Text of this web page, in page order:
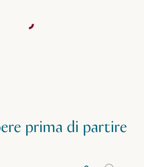
prima di partire